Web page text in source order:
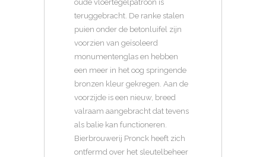
oude vloertegelpatroon is
teruggebracht. De ranke stalen
puien onder de betonluifel zijn
voorzien van geïsoleerd
monumentenglas en hebben
een meer in het oog springende
bronzen kleur gekregen. Aan de
voorzijde is een nieuw, breed
valraam aangebracht dat tevens
als balie kan functioneren.
Bierbrouwerij Pronck heeft zich
ontfermd over het sleutelbeheer